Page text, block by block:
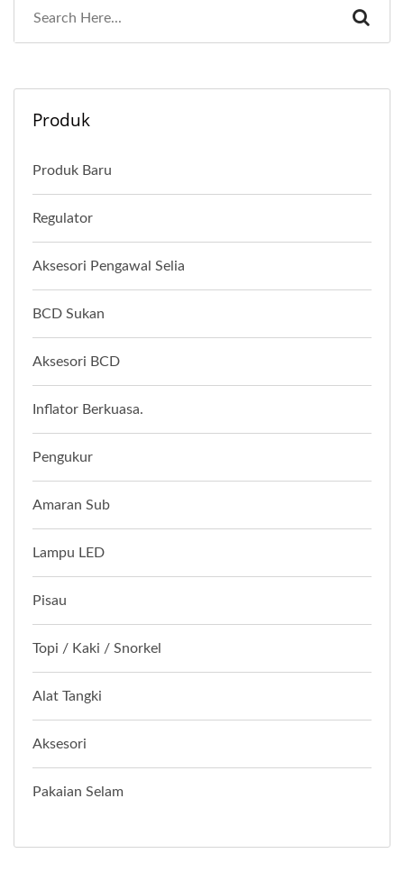
Produk
Produk Baru
Regulator
Aksesori Pengawal Selia
BCD Sukan
Aksesori BCD
Inflator Berkuasa.
Pengukur
Amaran Sub
Lampu LED
Pisau
Topi / Kaki / Snorkel
Alat Tangki
Aksesori
Pakaian Selam